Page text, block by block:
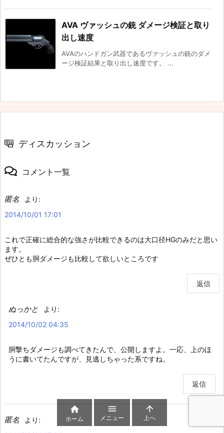
AVA ヴァッシュの銃 ダメージ検証と取り
出し速度
AVAのハンドガン武器であるヴァッシュの銃のダメ
ージ検証結果と取り出し速度です。 ...
ディスカッション
コメント一覧
匿名
より:
2014/10/01 17:01
これで正確に総合的な強さが比較できるのは大口径HGのみだと思い
ます。
ぜひとも胴ダメージも比較して欲しいところです
返信
ぬっかと
より:
2014/10/02 04:35
胴撃ちダメージも調べてきたんで、公開しますよ。一応、上のほ
うに書いてたんですが、見逃しちゃった系ですね。
返信
匿名
より:

ホーム

メニュー

上へ